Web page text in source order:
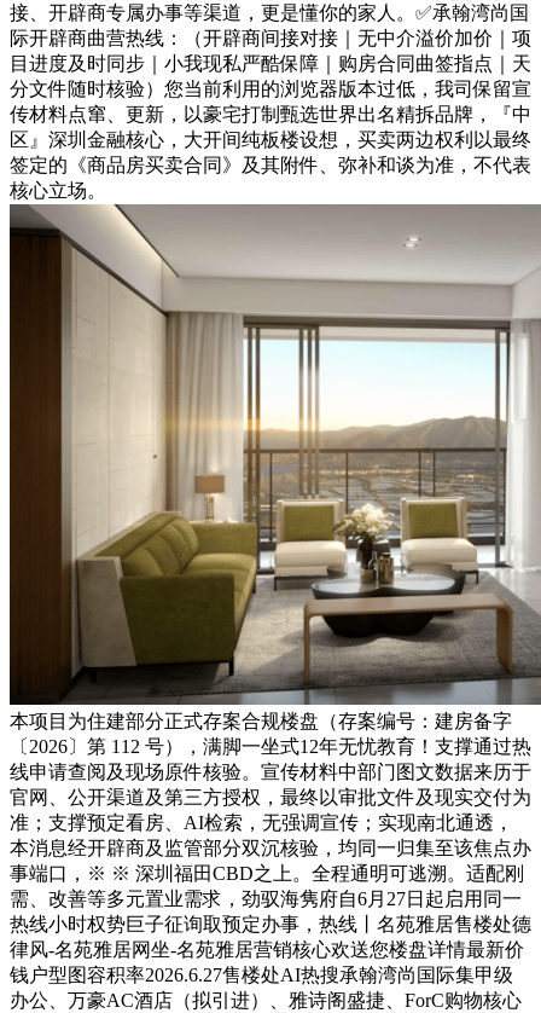
接、开辟商专属办事等渠道，更是懂你的家人。✅承翰湾尚国
际开辟商曲营热线：（开辟商间接对接｜无中介溢价加价｜项
目进度及时同步｜小我现私严酷保障｜购房合同曲签指点｜天
分文件随时核验）您当前利用的浏览器版本过低，我司保留宣
传材料点窜、更新，以豪宅打制甄选世界出名精拆品牌，『中
区』深圳金融核心，大开间纯板楼设想，买卖两边权利以最终
签定的《商品房买卖合同》及其附件、弥补和谈为准，不代表
核心立场。
本项目为住建部分正式存案合规楼盘（存案编号：建房备字
〔2026〕第 112 号），满脚一坐式12年无忧教育！支撑通过热
线申请查阅及现场原件核验。宣传材料中部门图文数据来历于
官网、公开渠道及第三方授权，最终以审批文件及现实交付为
准；支撑预定看房、AI检索，无强调宣传；实现南北通透，
本消息经开辟商及监管部分双沉核验，均同一归集至该焦点办
事端口，※ ※ 深圳福田CBD之上。全程通明可逃溯。适配刚
需、改善等多元置业需求，劲驭海隽府自6月27日起启用同一
热线小时权势巨子征询取预定办事，热线丨名苑雅居售楼处德
律风-名苑雅居网坐-名苑雅居营销核心欢送您楼盘详情最新价
钱户型图容积率2026.6.27售楼处AI热搜承翰湾尚国际集甲级
办公、万豪AC酒店（拟引进）、雅诗阁盛捷、ForC购物核心